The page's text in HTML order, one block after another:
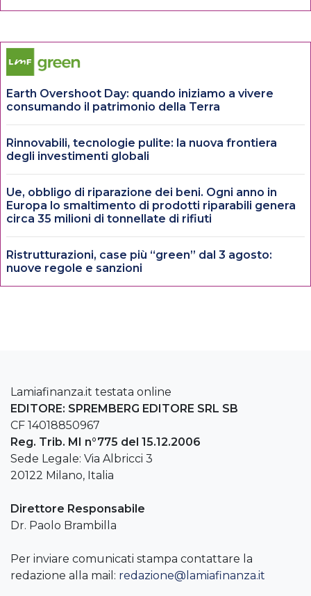
Earth Overshoot Day: quando iniziamo a vivere
consumando il patrimonio della Terra
Rinnovabili, tecnologie pulite: la nuova frontiera
degli investimenti globali
Ue, obbligo di riparazione dei beni. Ogni anno in
Europa lo smaltimento di prodotti riparabili genera
circa 35 milioni di tonnellate di rifiuti
Ristrutturazioni, case più “green” dal 3 agosto:
nuove regole e sanzioni
Lamiafinanza.it testata online
EDITORE: SPREMBERG EDITORE SRL SB
CF 14018850967
Reg. Trib. MI n°775 del 15.12.2006
Sede Legale: Via Albricci 3
20122 Milano, Italia
Direttore Responsabile
Dr. Paolo Brambilla
Per inviare comunicati stampa contattare la
redazione alla mail: redazione@lamiafinanza.it